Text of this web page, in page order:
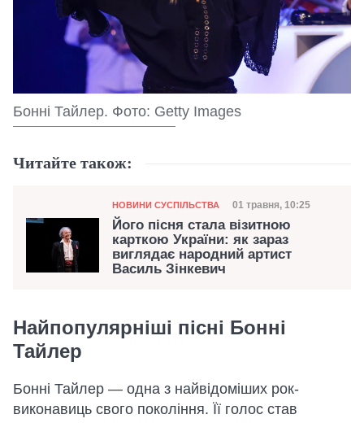
Бонні Тайлер. Фото: Getty Images
Читайте також:
Категорія
НОВИНИ СУСПІЛЬСТВА Дата публікації
01 травня, 10:25
Його пісня стала візитною
карткою України: як зараз
виглядає народний артист
Василь Зінкевич
Найпопулярніші пісні Бонні
Тайлер
Бонні Тайлер — одна з найвідоміших рок-
виконавиць свого покоління. Її голос став